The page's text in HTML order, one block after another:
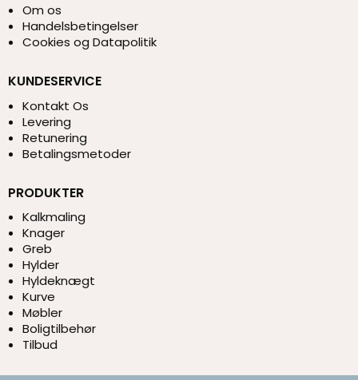
Om os
Handelsbetingelser
Cookies og Datapolitik
KUNDESERVICE
Kontakt Os
Levering
Retunering
Betalingsmetoder
PRODUKTER
Kalkmaling
Knager
Greb
Hylder
Hyldeknægt
Kurve
Møbler
Boligtilbehør
Tilbud